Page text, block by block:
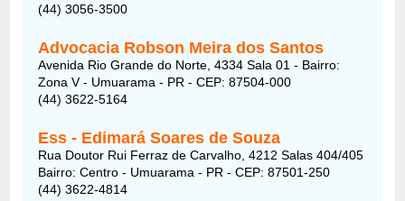
(44) 3056-3500
Advocacia Robson Meira dos Santos
Avenida Rio Grande do Norte, 4334 Sala 01 - Bairro:
Zona V - Umuarama - PR - CEP: 87504-000
(44) 3622-5164
Ess - Edimará Soares de Souza
Rua Doutor Rui Ferraz de Carvalho, 4212 Salas 404/405
Bairro: Centro - Umuarama - PR - CEP: 87501-250
(44) 3622-4814